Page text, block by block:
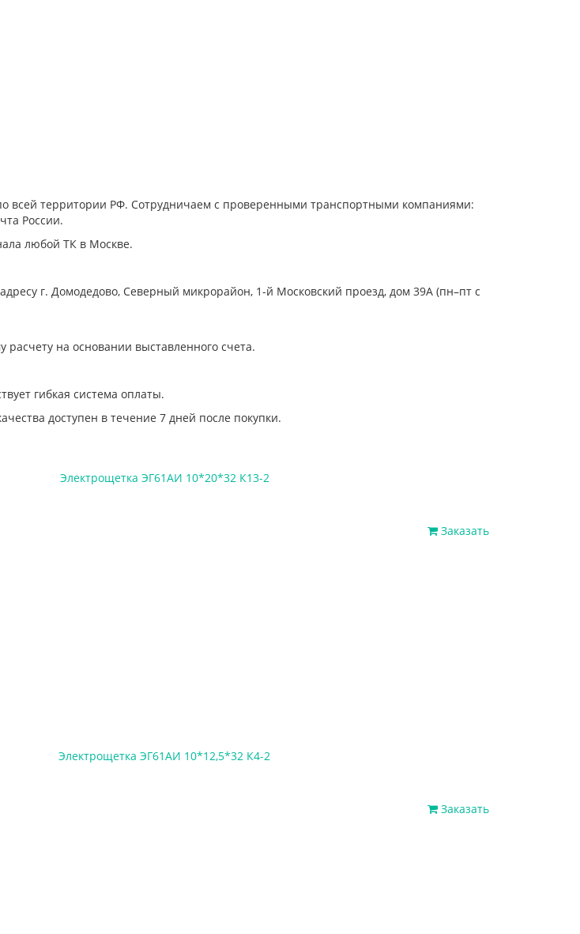
всей территории РФ. Сотрудничаем с проверенными транспортными компаниями:
России.
любой ТК в Москве.
г. Домодедово, Северный микрорайон, 1-й Московский проезд, дом 39А (пн–пт с
расчету на основании выставленного счета.
гибкая система оплаты.
доступен в течение 7 дней после покупки.
Электрощетка ЭГ61АИ 10*20*32 К13-2
Заказать
Электрощетка ЭГ61АИ 10*12,5*32 К4-2
Заказать